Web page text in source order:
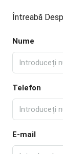
Întreabă
Nume
Telefon
E-mail